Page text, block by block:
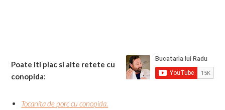
Poate iti plac si alte retete cu
conopida:
Tocanita de porc cu conopida.